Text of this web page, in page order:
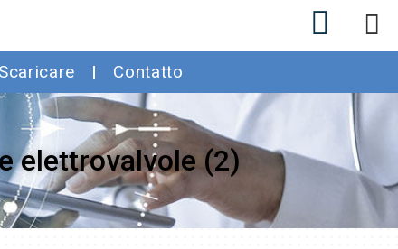
Scaricare Contatto
elettrovalvole (2)